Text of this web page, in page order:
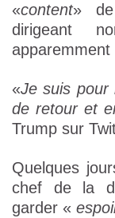
«content» de
dirigeant
apparemment
«Je suis pour
de retour et
Trump sur
Quelques
chef de la
garder «